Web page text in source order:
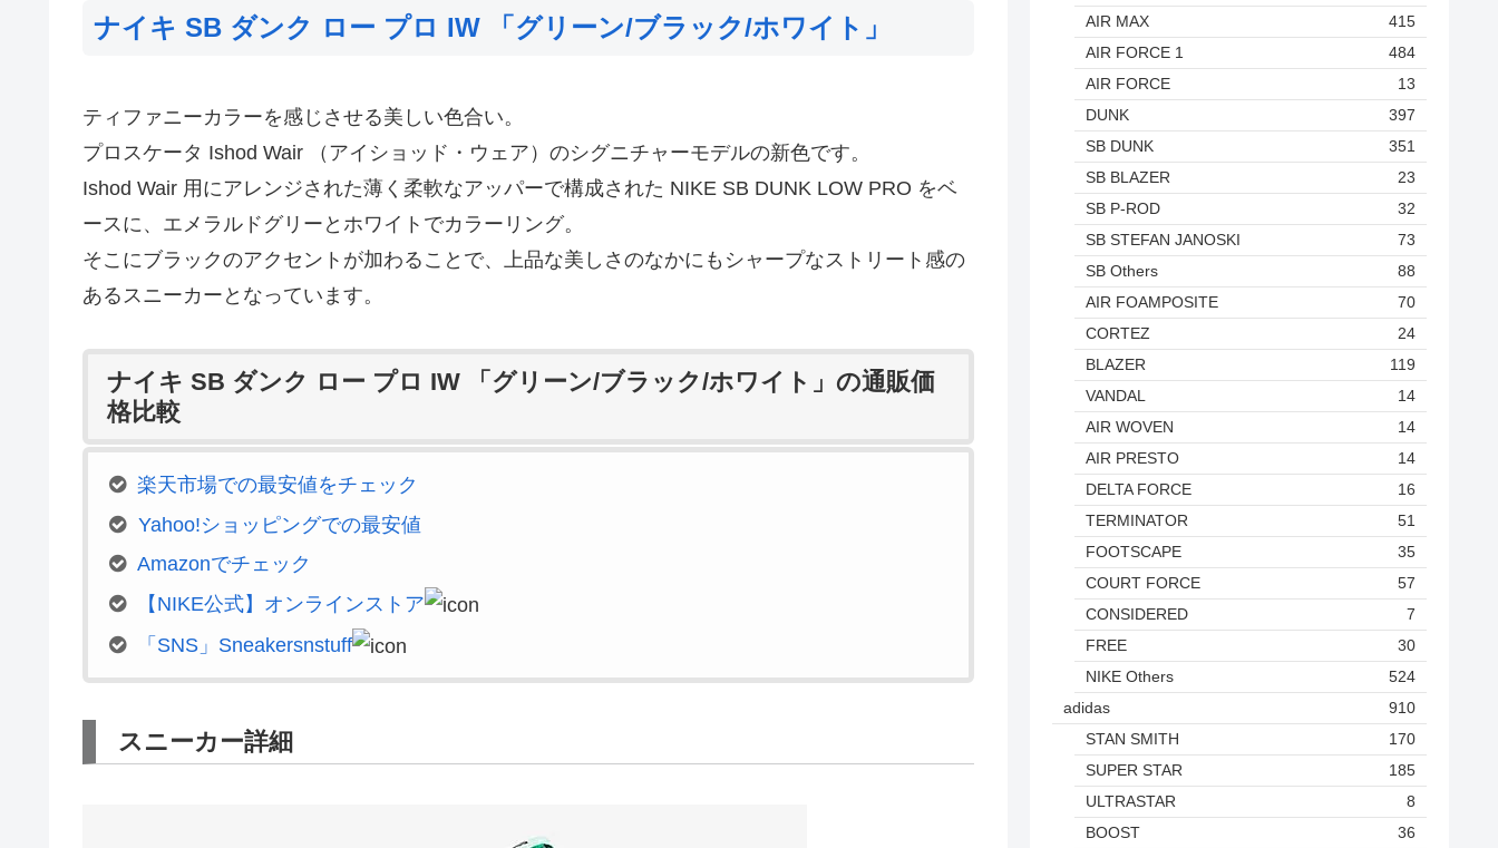
ナイキ SB ダンク ロー プロ IW 「グリーン/ブラック/ホワイト」
ティファニーカラーを感じさせる美しい色合い。
プロスケータ Ishod Wair （アイショッド・ウェア）のシグニチャーモデルの新色です。
Ishod Wair 用にアレンジされた薄く柔軟なアッパーで構成された NIKE SB DUNK LOW PRO をベ
ースに、エメラルドグリーとホワイトでカラーリング。
そこにブラックのアクセントが加わることで、上品な美しさのなかにもシャープなストリート感の
あるスニーカーとなっています。
ナイキ SB ダンク ロー プロ IW 「グリーン/ブラック/ホワイト」の通販価
格比較
楽天市場での最安値をチェック
Yahoo!ショッピングでの最安値
Amazonでチェック
【NIKE公式】オンラインストア
「SNS」Sneakersnstuff
スニーカー詳細
AIR MAX
415
AIR FORCE 1
484
AIR FORCE
13
DUNK
397
SB DUNK
351
SB BLAZER
23
SB P-ROD
32
SB STEFAN JANOSKI
73
SB Others
88
AIR FOAMPOSITE
70
CORTEZ
24
BLAZER
119
VANDAL
14
AIR WOVEN
14
AIR PRESTO
14
DELTA FORCE
16
TERMINATOR
51
FOOTSCAPE
35
COURT FORCE
57
CONSIDERED
7
FREE
30
NIKE Others
524
adidas
910
STAN SMITH
170
SUPER STAR
185
ULTRASTAR
8
BOOST
36